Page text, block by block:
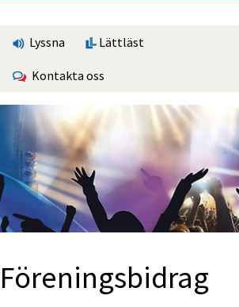
Lyssna Lättläst
Kontakta oss
Förenings­bidrag